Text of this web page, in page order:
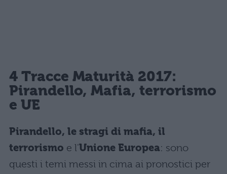
4 Tracce Maturità 2017:
Pirandello, Mafia, terrorismo
e UE
Pirandello, le stragi di mafia, il
terrorismo e l'Unione Europea: sono
questi i temi messi in cima ai pronostici per